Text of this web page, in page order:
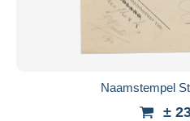
Naamstempel
±